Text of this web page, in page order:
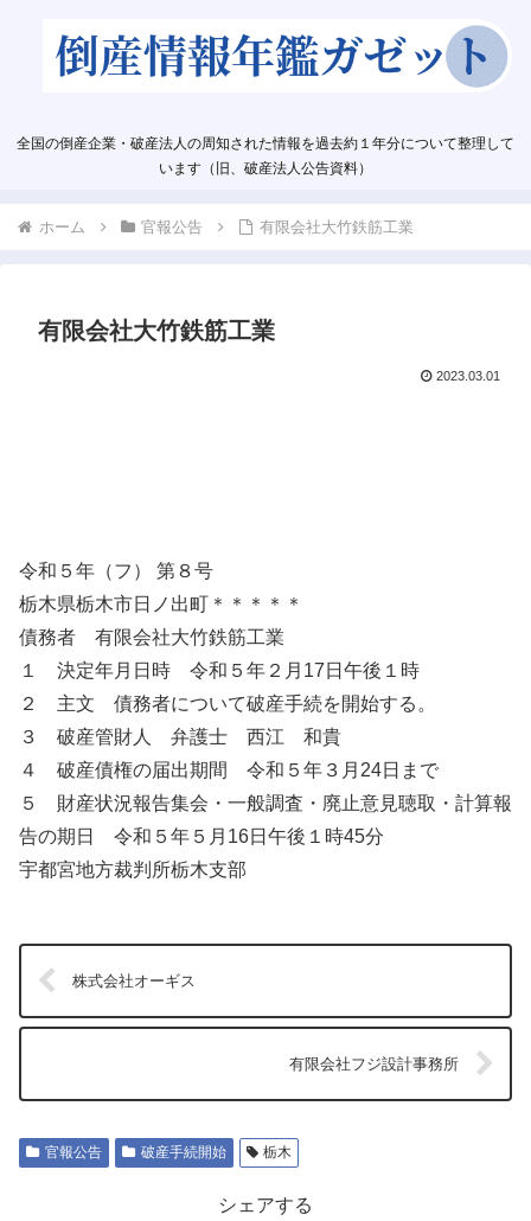
全国の倒産企業・破産法人の周知された情報を過去約１年分について整理して
います（旧、破産法人公告資料）
ホーム 官報公告 有限会社大竹鉄筋工業
有限会社大竹鉄筋工業
2023.03.01
令和５年（フ） 第８号
栃木県栃木市日ノ出町＊＊＊＊＊
債務者 有限会社大竹鉄筋工業
１ 決定年月日時 令和５年２月17日午後１時
２ 主文 債務者について破産手続を開始する。
３ 破産管財人 弁護士 西江 和貴
４ 破産債権の届出期間 令和５年３月24日まで
５ 財産状況報告集会・一般調査・廃止意見聴取・計算報
告の期日 令和５年５月16日午後１時45分
宇都宮地方裁判所栃木支部
株式会社オーギス
有限会社フジ設計事務所
官報公告 破産手続開始 栃木
シェアする